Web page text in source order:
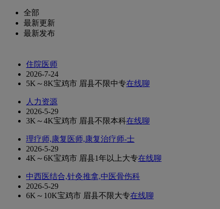
全部
最新更新
最新发布
住院医师
2026-7-24
5K～8K宝鸡市 眉县不限中专在线聊
人力资源
2026-5-29
3K～4K宝鸡市 眉县不限本科在线聊
理疗师,康复医师,康复治疗师-士
2026-5-29
4K～6K宝鸡市 眉县1年以上大专在线聊
中西医结合,针灸推拿,中医骨伤科
2026-5-29
6K～10K宝鸡市 眉县不限大专在线聊